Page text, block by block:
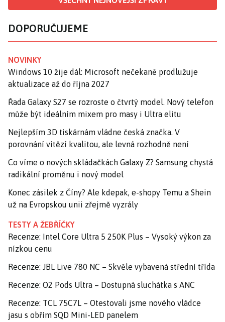
DOPORUČUJEME
NOVINKY
Windows 10 žije dál: Microsoft nečekaně prodlužuje
aktualizace až do října 2027
Řada Galaxy S27 se rozroste o čtvrtý model. Nový telefon
může být ideálním mixem pro masy i Ultra elitu
Nejlepším 3D tiskárnám vládne česká značka. V
porovnání vítězí kvalitou, ale levná rozhodně není
Co víme o nových skládačkách Galaxy Z? Samsung chystá
radikální proměnu i nový model
Konec zásilek z Číny? Ale kdepak, e-shopy Temu a Shein
už na Evropskou unii zřejmě vyzrály
TESTY A ŽEBŘÍČKY
Recenze: Intel Core Ultra 5 250K Plus – Vysoký výkon za
nízkou cenu
Recenze: JBL Live 780 NC – Skvěle vybavená střední třída
Recenze: O2 Pods Ultra – Dostupná sluchátka s ANC
Recenze: TCL 75C7L – Otestovali jsme nového vládce
jasu s obřím SQD Mini-LED panelem